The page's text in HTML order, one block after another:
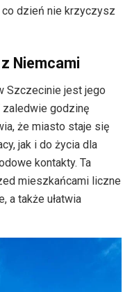
dzień nie krzyczysz
Niemcami
Szczecinie jest jego
zaledwie godzinę
że miasto staje się
jak i do życia dla
kontakty. Ta
mieszkańcami liczne
a także ułatwia